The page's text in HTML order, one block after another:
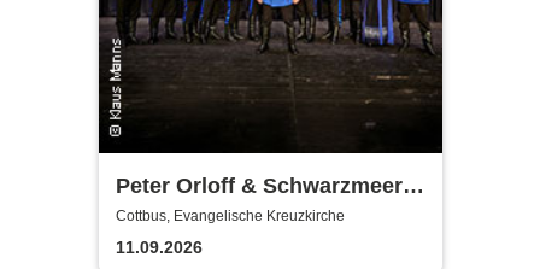
Peter Orloff & Schwarzmeer
Kosaken-Chor - Das
Wolgalied
Cottbus, Evangelische Kreuzkirche
11.09.2026